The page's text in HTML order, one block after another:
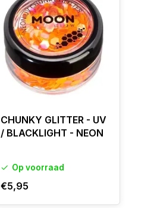
CHUNKY GLITTER - UV
/ BLACKLIGHT - NEON
Op voorraad
€5,95